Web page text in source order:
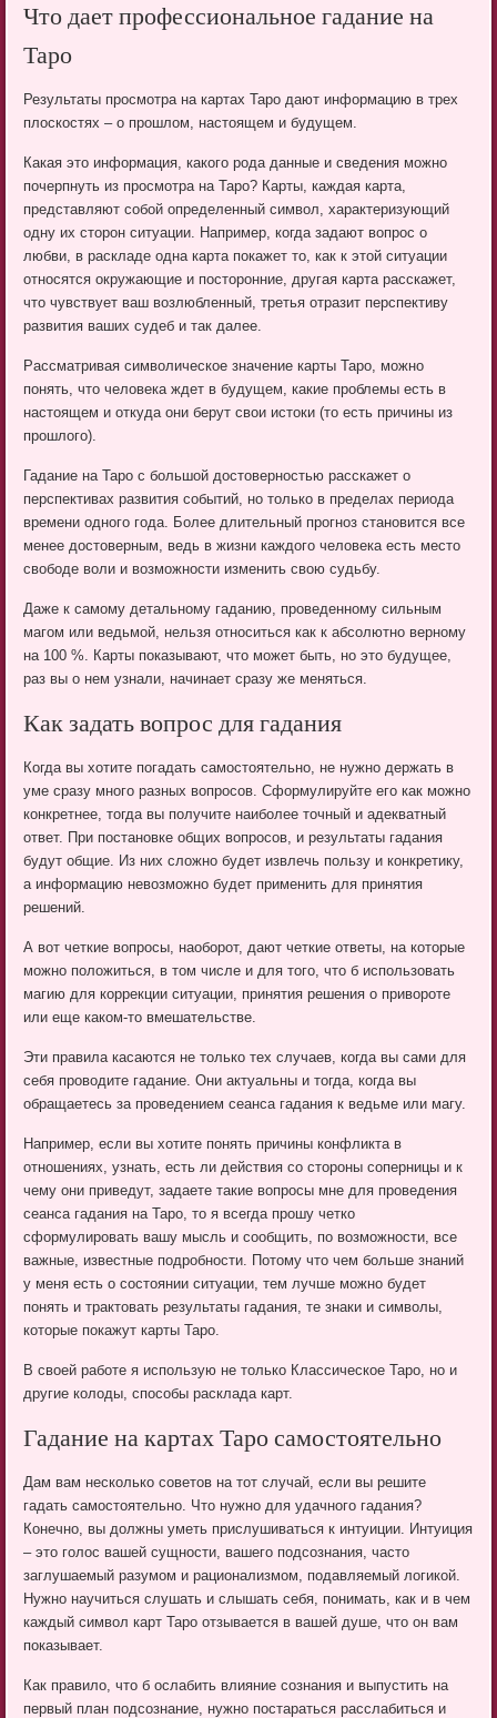
Что дает профессиональное гадание на
Таро
Результаты просмотра на картах Таро дают информацию в трех
плоскостях – о прошлом, настоящем и будущем.
Какая это информация, какого рода данные и сведения можно
почерпнуть из просмотра на Таро? Карты, каждая карта,
представляют собой определенный символ, характеризующий
одну их сторон ситуации. Например, когда задают вопрос о
любви, в раскладе одна карта покажет то, как к этой ситуации
относятся окружающие и посторонние, другая карта расскажет,
что чувствует ваш возлюбленный, третья отразит перспективу
развития ваших судеб и так далее.
Рассматривая символическое значение карты Таро, можно
понять, что человека ждет в будущем, какие проблемы есть в
настоящем и откуда они берут свои истоки (то есть причины из
прошлого).
Гадание на Таро с большой достоверностью расскажет о
перспективах развития событий, но только в пределах периода
времени одного года. Более длительный прогноз становится все
менее достоверным, ведь в жизни каждого человека есть место
свободе воли и возможности изменить свою судьбу.
Даже к самому детальному гаданию, проведенному сильным
магом или ведьмой, нельзя относиться как к абсолютно верному
на 100 %. Карты показывают, что может быть, но это будущее,
раз вы о нем узнали, начинает сразу же меняться.
Как задать вопрос для гадания
Когда вы хотите погадать самостоятельно, не нужно держать в
уме сразу много разных вопросов. Сформулируйте его как можно
конкретнее, тогда вы получите наиболее точный и адекватный
ответ. При постановке общих вопросов, и результаты гадания
будут общие. Из них сложно будет извлечь пользу и конкретику,
а информацию невозможно будет применить для принятия
решений.
А вот четкие вопросы, наоборот, дают четкие ответы, на которые
можно положиться, в том числе и для того, что б использовать
магию для коррекции ситуации, принятия решения о привороте
или еще каком-то вмешательстве.
Эти правила касаются не только тех случаев, когда вы сами для
себя проводите гадание. Они актуальны и тогда, когда вы
обращаетесь за проведением сеанса гадания к ведьме или магу.
Например, если вы хотите понять причины конфликта в
отношениях, узнать, есть ли действия со стороны соперницы и к
чему они приведут, задаете такие вопросы мне для проведения
сеанса гадания на Таро, то я всегда прошу четко
сформулировать вашу мысль и сообщить, по возможности, все
важные, известные подробности. Потому что чем больше знаний
у меня есть о состоянии ситуации, тем лучше можно будет
понять и трактовать результаты гадания, те знаки и символы,
которые покажут карты Таро.
В своей работе я использую не только Классическое Таро, но и
другие колоды, способы расклада карт.
Гадание на картах Таро самостоятельно
Дам вам несколько советов на тот случай, если вы решите
гадать самостоятельно. Что нужно для удачного гадания?
Конечно, вы должны уметь прислушиваться к интуиции. Интуиция
– это голос вашей сущности, вашего подсознания, часто
заглушаемый разумом и рационализмом, подавляемый логикой.
Нужно научиться слушать и слышать себя, понимать, как и в чем
каждый символ карт Таро отзывается в вашей душе, что он вам
показывает.
Как правило, что б ослабить влияние сознания и выпустить на
первый план подсознание, нужно постараться расслабиться и